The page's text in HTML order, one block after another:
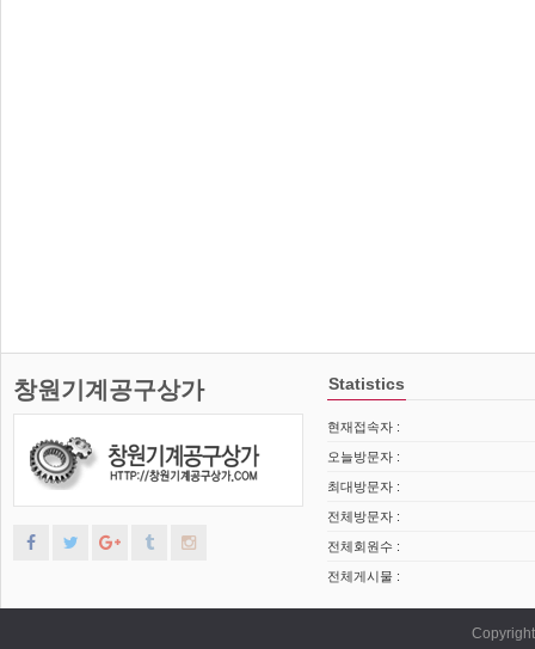
창원기계공구상가 Statistics
현재접속자 :
오늘방문자 :
최대방문자 :
전체방문자 :
전체회원수 :
전체게시물 :